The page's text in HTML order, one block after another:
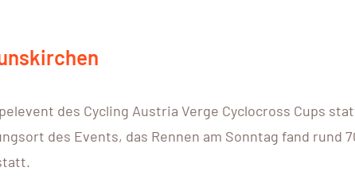
des Cycling Austria Verge Cyclocross Cups
des Events, das Rennen am Sonntag fand rund